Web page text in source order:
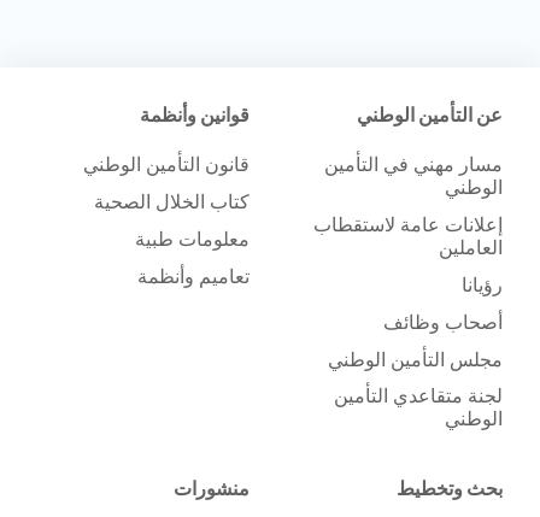
عن التأمين الوطني
مسار مهني في التأمين
الوطني
إعلانات عامة لاستقطاب
العاملين
رؤيانا
أصحاب وظائف
مجلس التأمين الوطني
لجنة متقاعدي التأمين
الوطني
قوانين وأنظمة
قانون التأمين الوطني
كتاب الخلال الصحية
معلومات طبية
تعاميم وأنظمة
بحث وتخطيط منشورات